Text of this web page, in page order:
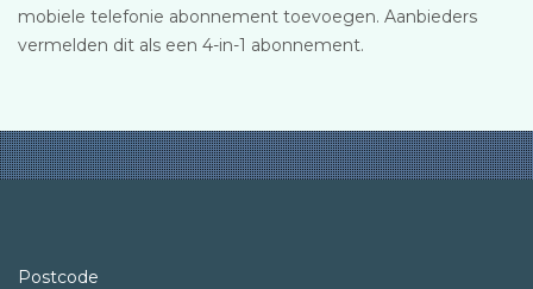
mobiele telefonie abonnement toevoegen. Aanbieders
vermelden dit als een 4-in-1 abonnement.
Postcode